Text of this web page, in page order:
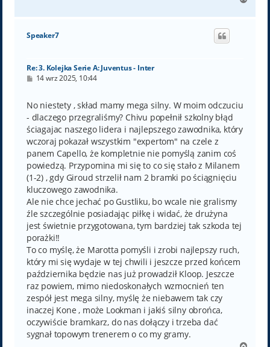
g
Speaker7
Re: 3. Kolejka Serie A: Juventus - Inter
P
t
14 wrz 2025, 10:44
No niestety , skład mamy mega silny. W moim odczuciu
- dlaczego przegraliśmy? Chivu popełnił szkolny błąd
ściagajac naszego lidera i najlepszego zawodnika, który
wczoraj pokazał wszystkim "expertom" na czele z
panem Capello, że kompletnie nie pomyślą zanim coś
powiedzą. Przypomina mi się to co się stało z Milanem
(1-2) , gdy Giroud strzelił nam 2 bramki po ściągnięciu
kluczowego zawodnika.
Ale nie chce jechać po Gustliku, bo wcale nie gralismy
źle szczególnie posiadając piłkę i widać, że drużyna
jest świetnie przygotowana, tym bardziej tak szkoda tej
porażki!!
To co myślę, że Marotta pomyśli i zrobi najlepszy ruch,
który mi się wydaje w tej chwili i jeszcze przed końcem
października będzie nas już prowadził Kloop. Jeszcze
raz powiem, mimo niedoskonałych wzmocnień ten
zespół jest mega silny, myślę że niebawem tak czy
inaczej Kone , może Lookman i jakiś silny obrońca,
oczywiście bramkarz, do nas dołączy i trzeba dać
sygnał topowym trenerem o co my gramy.